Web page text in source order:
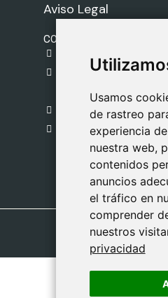
Usamos
de rastreo
experiencia
nuestra web,
contenidos
anuncios
el tráfico en
comprender
nuestros
privacidad
Usamos
de rastreo
experiencia
nuestra web,
contenidos
anuncios
el tráfico en
comprender
nuestros
privacidad
Aviso Legal
CONTACTO
C. del Pradillo, 6,
Madrid
918 459 877
Lunes a Viernes
09:00 - 13:00